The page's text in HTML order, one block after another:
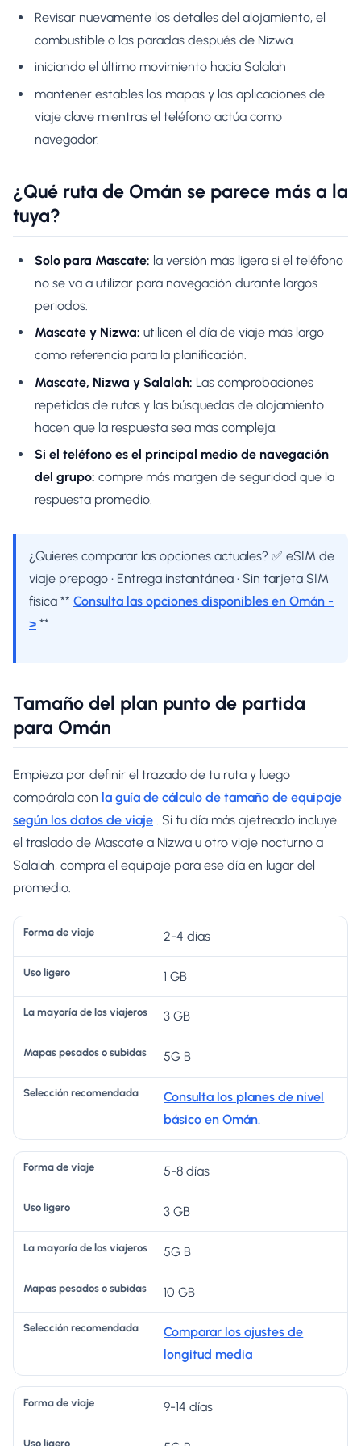
Revisar nuevamente los detalles del alojamiento, el
combustible o las paradas después de Nizwa.
iniciando el último movimiento hacia Salalah
mantener estables los mapas y las aplicaciones de
viaje clave mientras el teléfono actúa como
navegador.
¿Qué ruta de Omán se parece más a la
tuya?
Solo para Mascate: la versión más ligera si el teléfono
no se va a utilizar para navegación durante largos
periodos.
Mascate y Nizwa: utilicen el día de viaje más largo
como referencia para la planificación.
Mascate, Nizwa y Salalah: Las comprobaciones
repetidas de rutas y las búsquedas de alojamiento
hacen que la respuesta sea más compleja.
Si el teléfono es el principal medio de navegación
del grupo: compre más margen de seguridad que la
respuesta promedio.
¿Quieres comparar las opciones actuales? ✅ eSIM de
viaje prepago • Entrega instantánea • Sin tarjeta SIM
física ** Consulta las opciones disponibles en Omán -
> **
Tamaño del plan punto de partida
para Omán
Empieza por definir el trazado de tu ruta y luego
compárala con la guía de cálculo de tamaño de equipaje
según los datos de viaje . Si tu día más ajetreado incluye
el traslado de Mascate a Nizwa u otro viaje nocturno a
Salalah, compra el equipaje para ese día en lugar del
promedio.
F
o
r
d
e
vi
e
U
s
g
e
r
L
y
rí
d
e
vi
aj
er
o
a
p
s
d
s
u
bi
d
S
el
ci
re
c
n
d
a
2-4 días
1 GB
3 GB
5G B
Consulta los planes de nivel
básico en Omán.
5-8 días
3 GB
5G B
10 GB
Comparar los ajustes de
longitud media
9-14 días